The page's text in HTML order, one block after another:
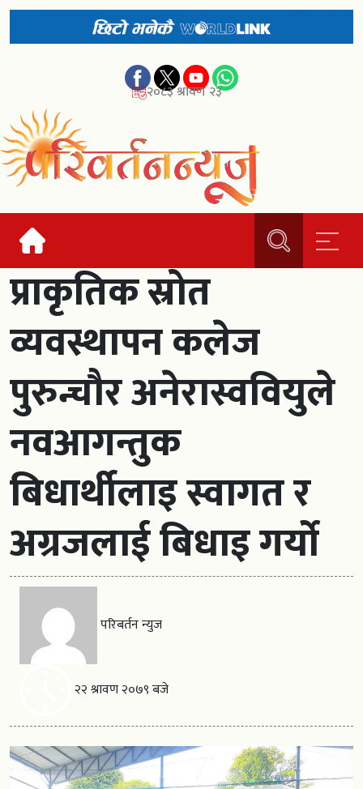
२०८३ श्रावण २३
प्राकृतिक स्रोत
व्यवस्थापन कलेज
पुरुन्चौर अनेरास्ववियुले
नवआगन्तुक
बिधार्थीलाइ स्वागत र
अग्रजलाई बिधाइ गर्यो
परिबर्तन न्युज
२२ श्रावण २०७९ बजे